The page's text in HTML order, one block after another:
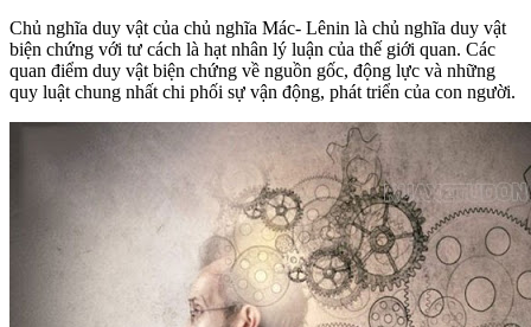
Chủ nghĩa duy vật của chủ nghĩa Mác- Lênin là chủ nghĩa duy vật
biện chứng với tư cách là hạt nhân lý luận của thế giới quan. Các
quan điểm duy vật biện chứng về nguồn gốc, động lực và những
quy luật chung nhất chi phối sự vận động, phát triển của con người.